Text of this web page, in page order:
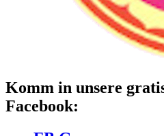
Komm in unsere
Facebook: